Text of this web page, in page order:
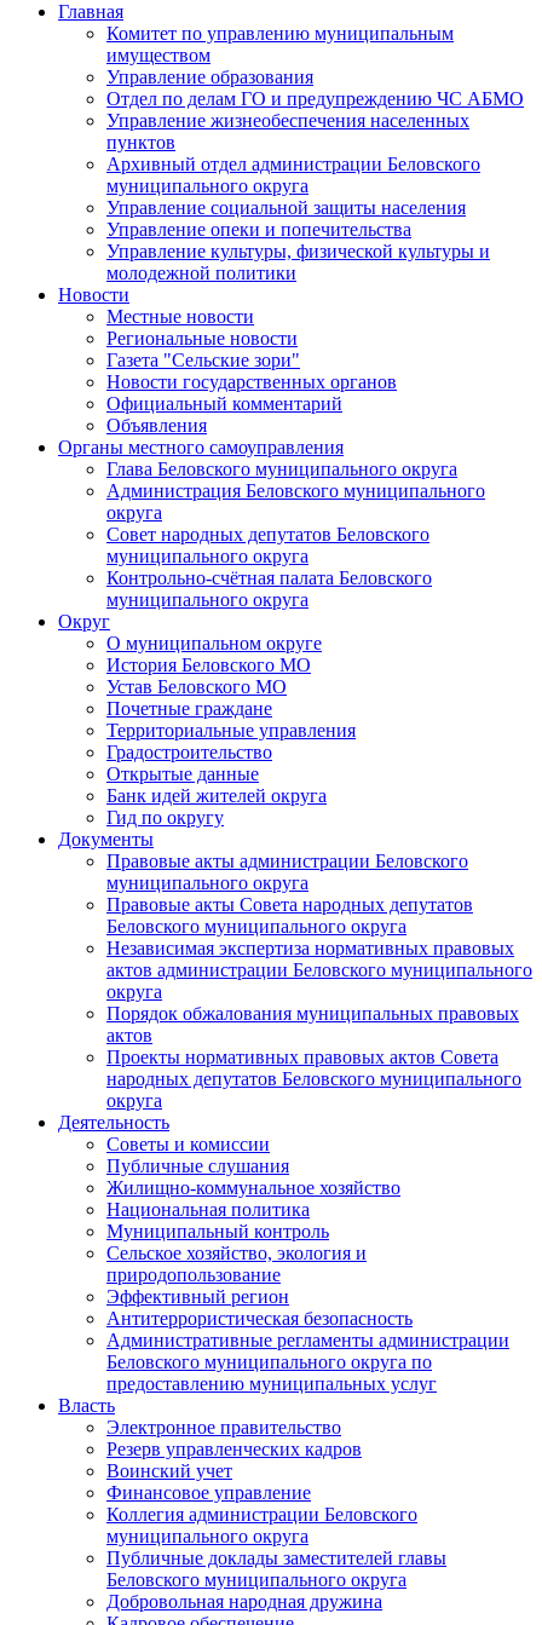
Главная
Комитет по управлению муниципальным
имуществом
Управление образования
Отдел по делам ГО и предупреждению ЧС АБМО
Управление жизнеобеспечения населенных
пунктов
Архивный отдел администрации Беловского
муниципального округа
Управление социальной защиты населения
Управление опеки и попечительства
Управление культуры, физической культуры и
молодежной политики
Новости
Местные новости
Региональные новости
Газета "Сельские зори"
Новости государственных органов
Официальный комментарий
Объявления
Органы местного самоуправления
Глава Беловского муниципального округа
Администрация Беловского муниципального
округа
Совет народных депутатов Беловского
муниципального округа
Контрольно-счётная палата Беловского
муниципального округа
Округ
О муниципальном округе
История Беловского МО
Устав Беловского МО
Почетные граждане
Территориальные управления
Градостроительство
Открытые данные
Банк идей жителей округа
Гид по округу
Документы
Правовые акты администрации Беловского
муниципального округа
Правовые акты Совета народных депутатов
Беловского муниципального округа
Независимая экспертиза нормативных правовых
актов администрации Беловского муниципального
округа
Порядок обжалования муниципальных правовых
актов
Проекты нормативных правовых актов Совета
народных депутатов Беловского муниципального
округа
Деятельность
Советы и комиссии
Публичные слушания
Жилищно-коммунальное хозяйство
Национальная политика
Муниципальный контроль
Сельское хозяйство, экология и
природопользование
Эффективный регион
Антитеррористическая безопасность
Административные регламенты администрации
Беловского муниципального округа по
предоставлению муниципальных услуг
Власть
Электронное правительство
Резерв управленческих кадров
Воинский учет
Финансовое управление
Коллегия администрации Беловского
муниципального округа
Публичные доклады заместителей главы
Беловского муниципального округа
Добровольная народная дружина